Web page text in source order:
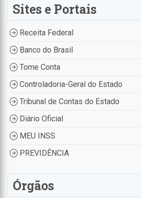
Sites e Portais
Receita Federal
Banco do Brasil
Tome Conta
Controladoria-Geral do Estado
Tribunal de Contas do Estado
Diário Oficial
MEU INSS
PREVIDÊNCIA
Órgãos